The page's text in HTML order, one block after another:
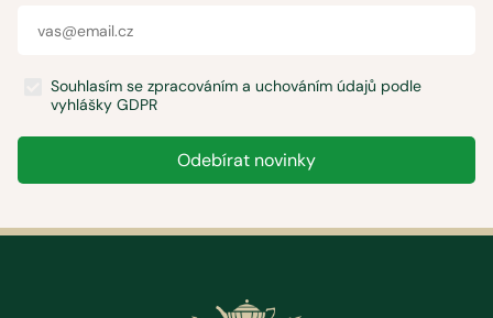
Souhlasím se zpracováním a uchováním údajů podle
vyhlášky GDPR
Odebírat novinky